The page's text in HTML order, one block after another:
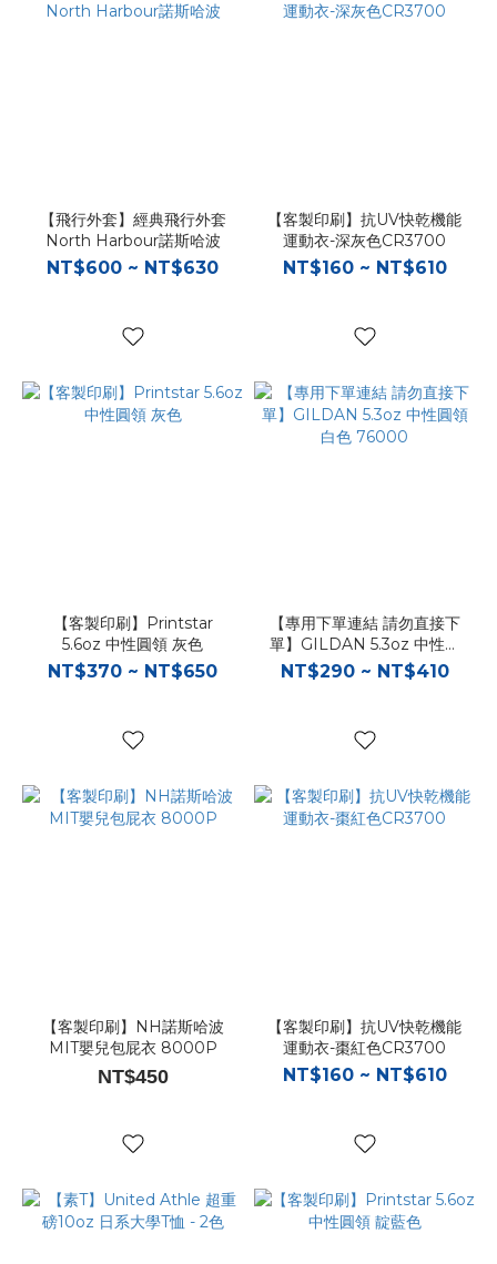
【飛行外套】經典飛行外套
North Harbour諾斯哈波
NT$600 ~ NT$630
【客製印刷】抗UV快乾機能
運動衣-深灰色CR3700
NT$160 ~ NT$610
【客製印刷】Printstar
5.6oz 中性圓領 灰色
NT$370 ~ NT$650
【專用下單連結 請勿直接下
單】GILDAN 5.3oz 中性圓
領 白色 76000
NT$290 ~ NT$410
【客製印刷】NH諾斯哈波
MIT嬰兒包屁衣 8000P
NT$450
【客製印刷】抗UV快乾機能
運動衣-棗紅色CR3700
NT$160 ~ NT$610